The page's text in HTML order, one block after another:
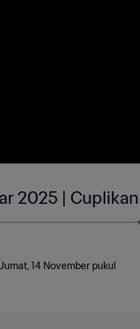
2025 | Cuplikan
14 November pukul